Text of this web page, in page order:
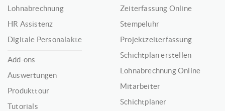
Lohnabrechnung
HR Assistenz
Digitale Personalakte
Add-ons
Auswertungen
Produkttour
Tutorials
Zeiterfassung Online
Stempeluhr
Projektzeiterfassung
Schichtplan erstellen
Lohnabrechnung Online
Mitarbeiter
Schichtplaner